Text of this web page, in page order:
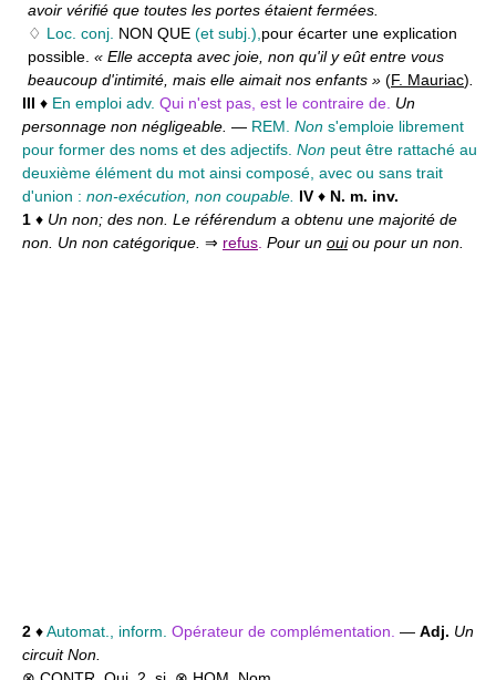
avoir vérifié que toutes les portes étaient fermées.
♢ Loc. conj. NON QUE (et subj.),pour écarter une explication
possible. « Elle accepta avec joie, non qu'il y eût entre vous
beaucoup d'intimité, mais elle aimait nos enfants » (F. Mauriac).
III ♦ En emploi adv. Qui n'est pas, est le contraire de. Un
personnage non négligeable. — REM. Non s'emploie librement
pour former des noms et des adjectifs. Non peut être rattaché au
deuxième élément du mot ainsi composé, avec ou sans trait
d'union : non-exécution, non coupable. IV ♦ N. m. inv.
1 ♦ Un non; des non. Le référendum a obtenu une majorité de
non. Un non catégorique. ⇒ refus. Pour un ouiou pour un non.
2 ♦Automat., inform. Opérateur de complémentation. — Adj. Un
circuit Non.